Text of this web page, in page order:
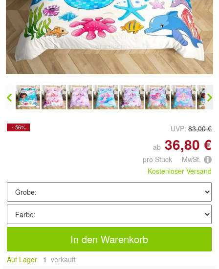
Doppelt antippen zum
vergrößern
- 56% UVP: 83,00 €
ab 36,80 €
pro Stuck MwSt.
Kostenloser Versand
In den Warenkorb
Auf Lager 1 verkauft